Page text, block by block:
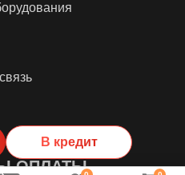
В кредит
ОПЛАТЫ